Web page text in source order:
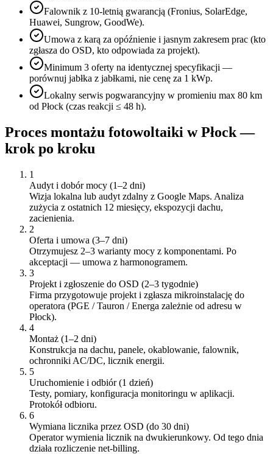
Falownik z 10-letnią gwarancją (Fronius, SolarEdge,
Huawei, Sungrow, GoodWe).
Umowa z karą za opóźnienie i jasnym zakresem prac (kto
zgłasza do OSD, kto odpowiada za projekt).
Minimum 3 oferty na identycznej specyfikacji —
porównuj jabłka z jabłkami, nie cenę za 1 kWp.
Lokalny serwis pogwarancyjny w promieniu max 80 km
od Płock (czas reakcji ≤ 48 h).
Proces montażu fotowoltaiki wPłock—
krok po kroku
1
Audyt i dobór mocy (1–2 dni)
Wizja lokalna lub audyt zdalny z Google Maps. Analiza
zużycia z ostatnich 12 miesięcy, ekspozycji dachu,
zacienienia.
2
Oferta i umowa (3–7 dni)
Otrzymujesz 2–3 warianty mocy z komponentami. Po
akceptacji — umowa z harmonogramem.
3
Projekt i zgłoszenie do OSD (2–3 tygodnie)
Firma przygotowuje projekt i zgłasza mikroinstalację do
operatora (PGE / Tauron / Energa zależnie od adresu w
Płock).
4
Montaż (1–2 dni)
Konstrukcja na dachu, panele, okablowanie, falownik,
ochronniki AC/DC, licznik energii.
5
Uruchomienie i odbiór (1 dzień)
Testy, pomiary, konfiguracja monitoringu w aplikacji.
Protokół odbioru.
6
Wymiana licznika przez OSD (do 30 dni)
Operator wymienia licznik na dwukierunkowy. Od tego dnia
działa rozliczenie net-billing.